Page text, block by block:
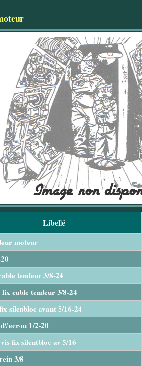
Libellé
moteur
tendeur 3/8-24
cable tendeur 3/8-24
silenbloc avant 5/16-24
1/2-20
fix silentbloc av 5/16
3/8